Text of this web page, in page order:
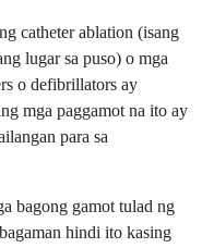
catheter ablation (isang
lugar sa puso) o mga
o defibrillators ay
mga paggamot na ito ay
para sa
bagong gamot tulad ng
hindi ito kasing